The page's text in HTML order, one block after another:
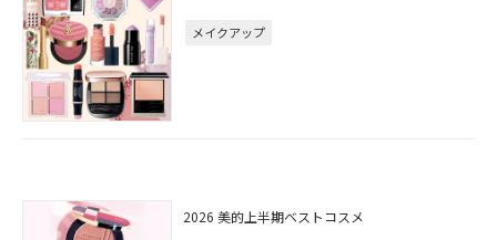
メイクアップ
2026 美的上半期ベストコスメ